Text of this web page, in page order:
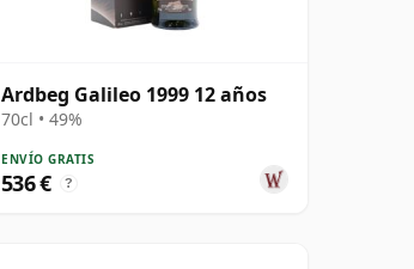
Ardbeg Galileo 1999 12 años
70cl • 49%
ENVÍO GRATIS
536 € ?